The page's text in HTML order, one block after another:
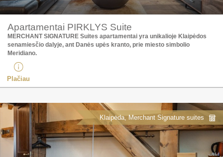
Apartamentai PIRKLYS Suite
MERCHANT SIGNATURE Suites apartamentai yra unikalioje Klaipėdos
senamiesčio dalyje, ant Danės upės kranto, prie miesto simbolio
Meridiano.
Plačiau
Klaipėda, Merchant Signature suites